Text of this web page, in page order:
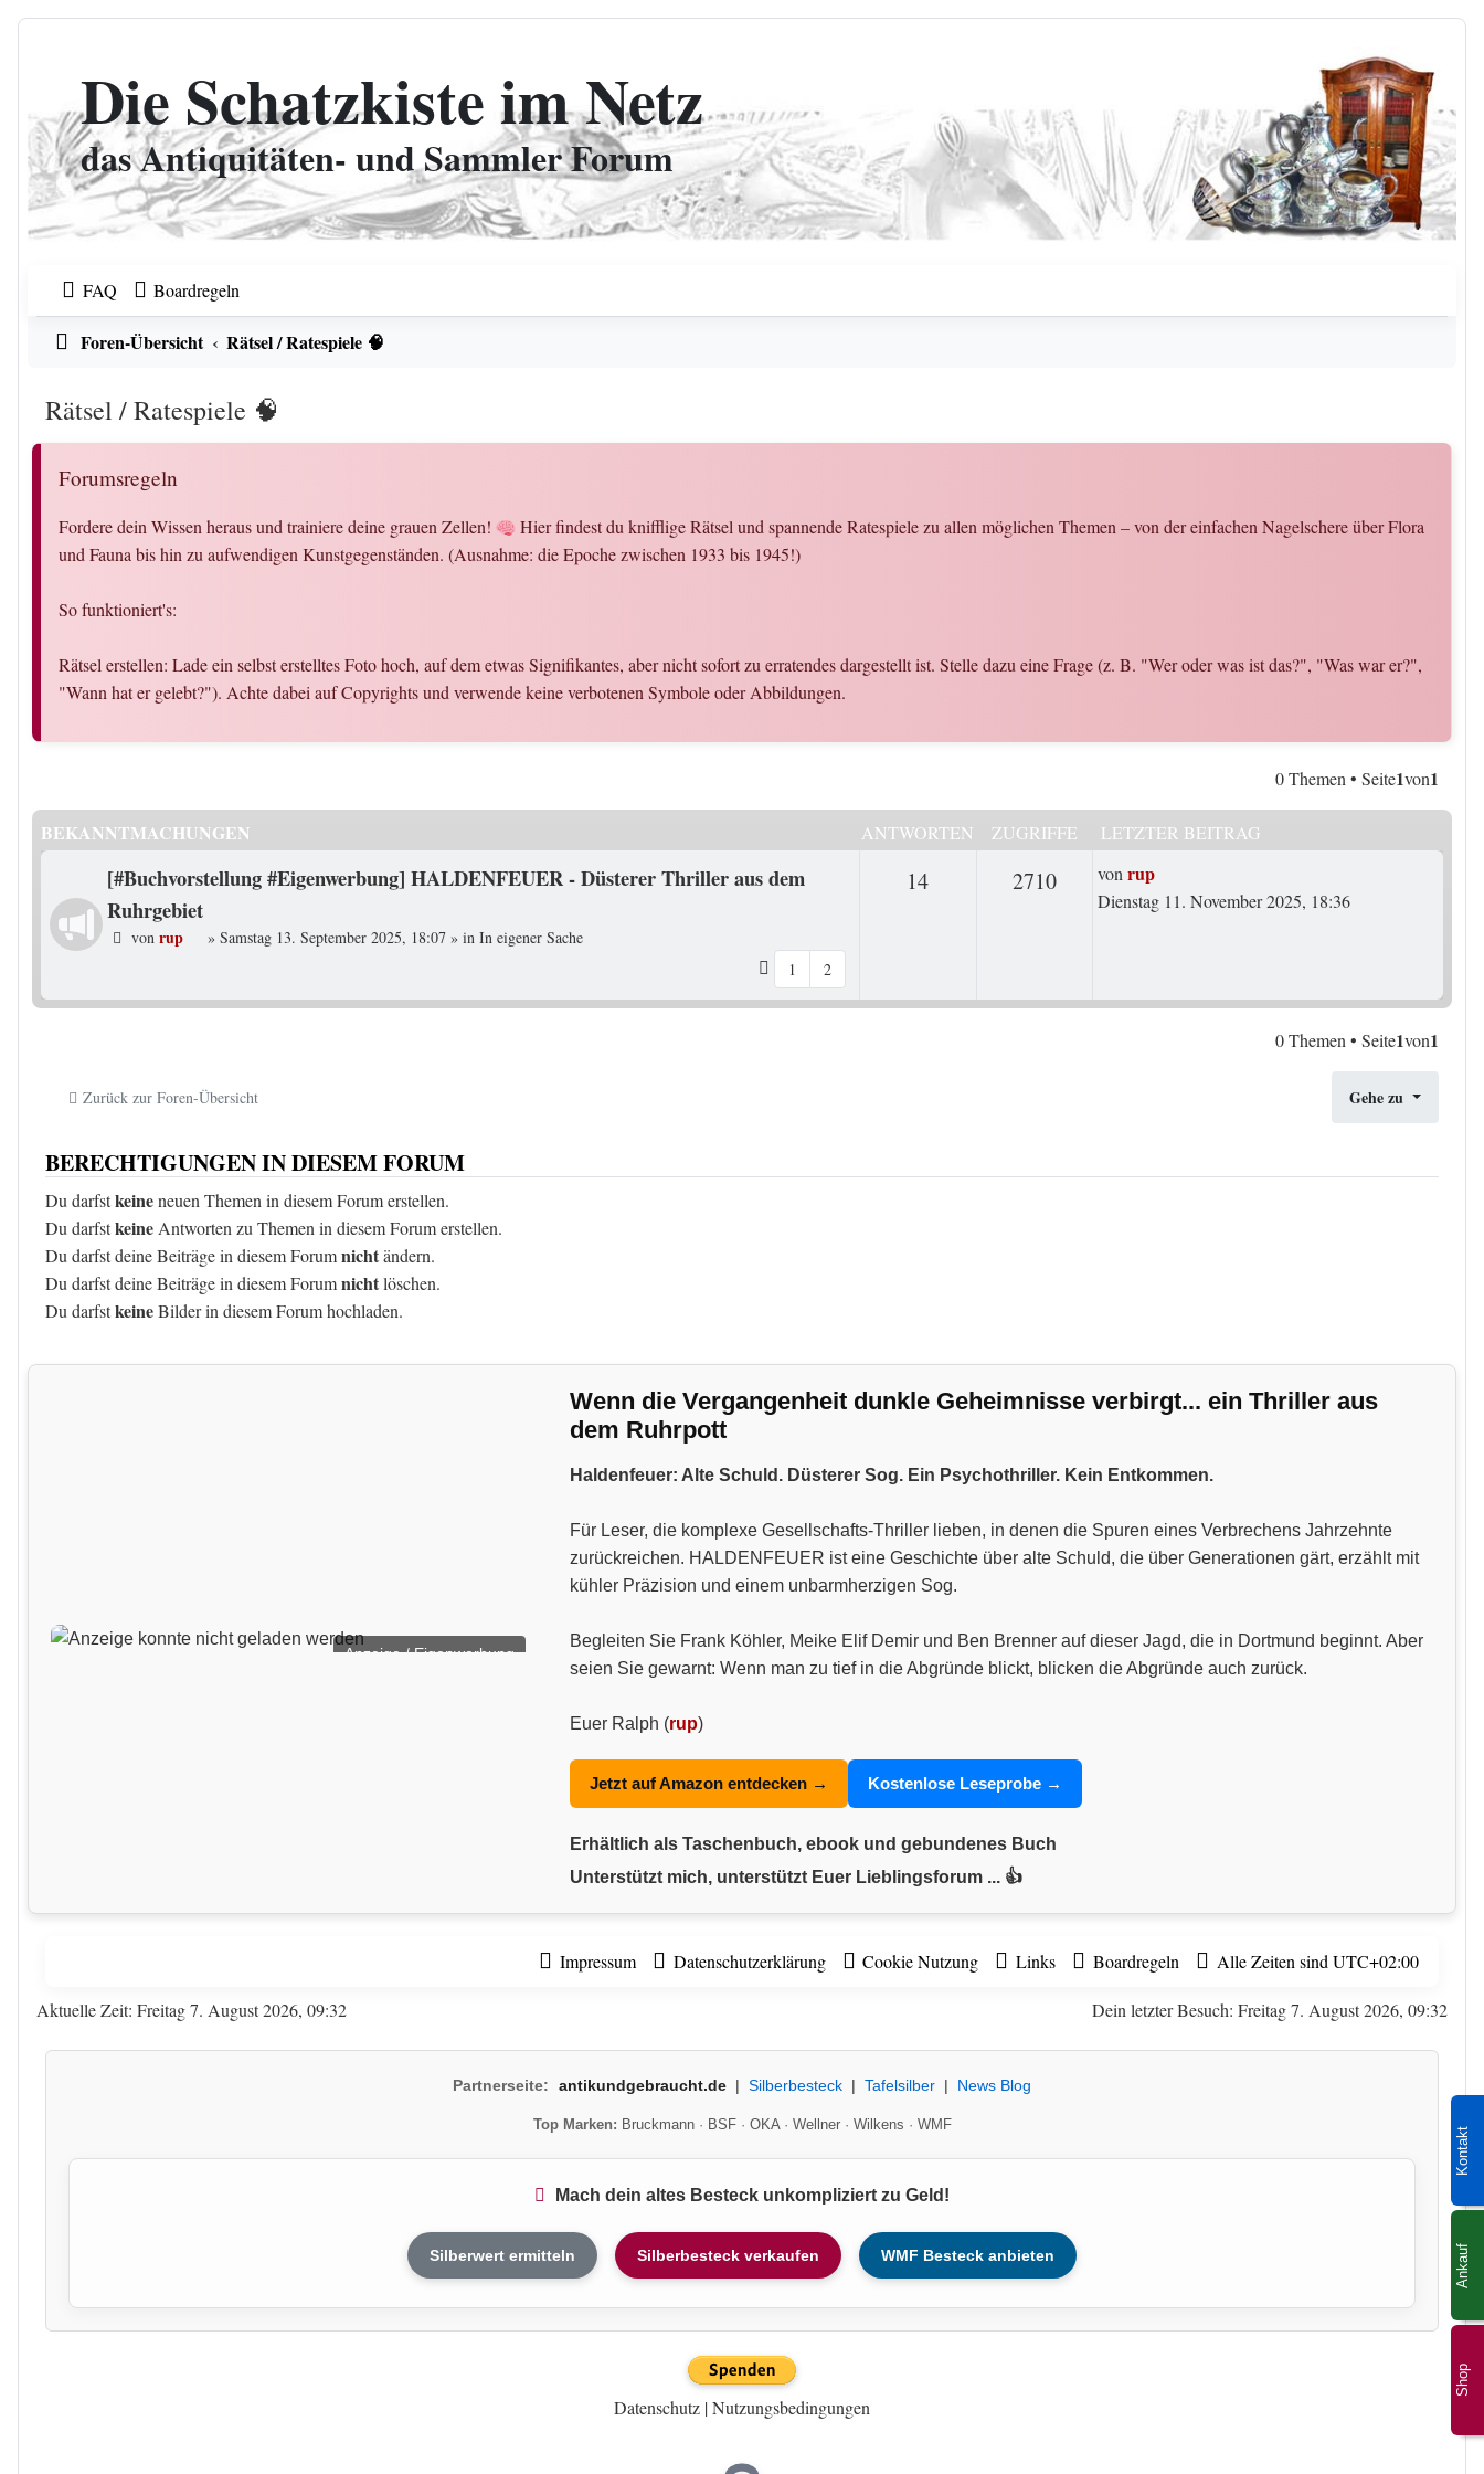
Shop
Kontakt
Ankauf
Zum Inhalt
Die Schatzkiste im Netz
das Antiquitäten- und Sammler Forum
FAQ Boardregeln
Foren-Übersicht Rätsel / Ratespiele 🧠
Rätsel / Ratespiele 🧠
Forumsregeln
Fordere dein Wissen heraus und trainiere deine grauen Zellen!
Hier findest du knifflige Rätsel und spannende Ratespiele zu allen möglichen Themen – von der einfachen Nagelschere über Flora
und Fauna bis hin zu aufwendigen Kunstgegenständen. (Ausnahme: die Epoche zwischen 1933 bis 1945!)
So funktioniert's:
Rätsel erstellen: Lade ein selbst erstelltes Foto hoch, auf dem etwas Signifikantes, aber nicht sofort zu erratendes dargestellt ist. Stelle dazu eine Frage (z. B. "Wer oder was ist das?", "Was war er?",
"Wann hat er gelebt?"). Achte dabei auf Copyrights und verwende keine verbotenen Symbole oder Abbildungen.
0 Themen • Seite1von1
BEKANNTMACHUNGEN ANTWORTEN ZUGRIFFE LETZTER BEITRAG
[#Buchvorstellung #Eigenwerbung] HALDENFEUER - Düsterer Thriller aus dem
Ruhrgebiet
von rup » Samstag 13. September 2025, 18:07 » in In eigener Sache
1
2
14Antworten2710ZugriffeLetzter Beitrag
vonrup
Dienstag 11. November 2025, 18:36
0 Themen • Seite1von1
Zurück zur Foren-Übersicht Gehe zu
BERECHTIGUNGEN IN DIESEM FORUM
Du darfstkeineneuen Themen in diesem Forum erstellen.
Du darfstkeine Antworten zu Themen in diesem Forum erstellen.
Du darfst deine Beiträge in diesem Forumnichtändern.
Du darfst deine Beiträge in diesem Forumnichtlöschen.
Du darfstkeineBilder in diesem Forum hochladen.
Anzeige / Eigenwerbung
Wenn die Vergangenheit dunkle Geheimnisse verbirgt... ein Thriller aus
dem Ruhrpott
Haldenfeuer: Alte Schuld. Düsterer Sog. Ein Psychothriller. Kein Entkommen.
Für Leser, die komplexe Gesellschafts-Thriller lieben, in denen die Spuren eines Verbrechens Jahrzehnte
zurückreichen. HALDENFEUER ist eine Geschichte über alte Schuld, die über Generationen gärt, erzählt mit
kühler Präzision und einem unbarmherzigen Sog.
Begleiten Sie Frank Köhler, Meike Elif Demir und Ben Brenner auf dieser Jagd, die in Dortmund beginnt. Aber
seien Sie gewarnt: Wenn man zu tief in die Abgründe blickt, blicken die Abgründe auch zurück.
Euer Ralph (rup)
Jetzt auf Amazon entdecken → Kostenlose Leseprobe →
Erhältlich als Taschenbuch, ebook und gebundenes Buch
Unterstützt mich, unterstützt Euer Lieblingsforum ... 👍
Impressum Datenschutzerklärung Cookie Nutzung Links Boardregeln Alle Zeiten sindUTC+02:00
Dein letzter Besuch: Freitag 7. August 2026, 09:32
Aktuelle Zeit: Freitag 7. August 2026, 09:32
Partnerseite: antikundgebraucht.de | Silberbesteck | Tafelsilber | News Blog
Top Marken: Bruckmann· BSF· OKA· Wellner· Wilkens · WMF
Mach dein altes Besteck unkompliziert zu Geld!
Silberwert ermitteln Silberbesteck verkaufen WMF Besteck anbieten
Datenschutz |Nutzungsbedingungen